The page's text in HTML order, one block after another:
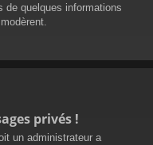
de quelques informations
privés !
un administrateur a